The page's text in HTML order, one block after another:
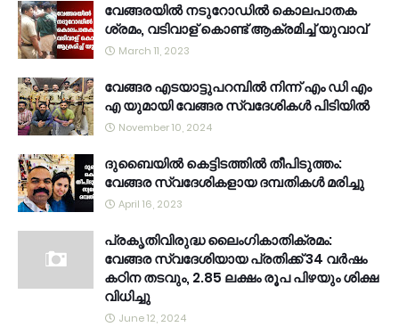
വേങ്ങരയിൽ നടുറോഡിൽ കൊലപാതക
ശ്രമം, വടിവാള് കൊണ്ട് ആക്രമിച്ച് യുവാവ്
March 11, 2023
വേങ്ങര എടയാട്ടുപറമ്പിൽ നിന്ന് എം ഡി എം
എ യുമായി വേങ്ങര സ്വദേശികൾ പിടിയിൽ
November 10, 2024
ദുബൈയിൽ കെട്ടിടത്തിൽ തീപിടുത്തം:
വേങ്ങര സ്വദേശികളായ ദമ്പതികൾ മരിച്ചു
April 16, 2023
പ്രകൃതിവിരുദ്ധ ലൈംഗികാതിക്രമം:
വേങ്ങര സ്വദേശിയായ പ്രതിക്ക് 34 വര്‍ഷം
കഠിന തടവും, 2.85 ലക്ഷം രൂപ പിഴയും ശിക്ഷ
വിധിച്ചു
June 12, 2024